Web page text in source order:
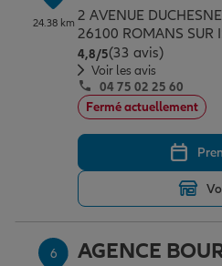
24.38 km 2 AVENUE DUCHESNE
26100 ROMANS SUR
4,8/5Note de 4.8 sur 5
(33 avis)
Voir les avis
04 75 02 25 60
Fermé actuellement
6 AGENCE